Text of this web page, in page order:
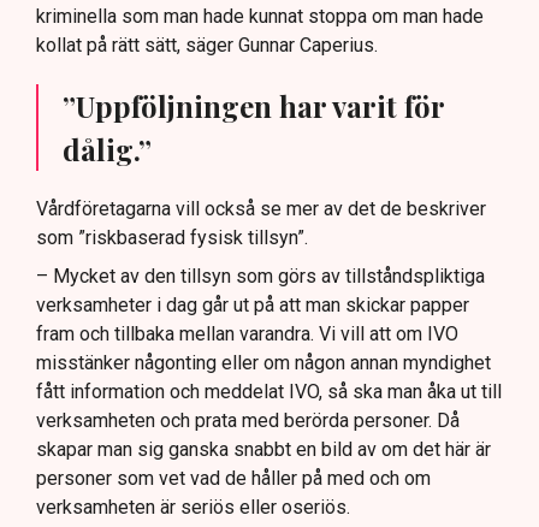
kriminella som man hade kunnat stoppa om man hade
kollat på rätt sätt, säger Gunnar Caperius.
”Uppföljningen har varit för
dålig.”
Vårdföretagarna vill också se mer av det de beskriver
som ”riskbaserad fysisk tillsyn”.
– Mycket av den tillsyn som görs av tillståndspliktiga
verksamheter i dag går ut på att man skickar papper
fram och tillbaka mellan varandra. Vi vill att om IVO
misstänker någonting eller om någon annan myndighet
fått information och meddelat IVO, så ska man åka ut till
verksamheten och prata med berörda personer. Då
skapar man sig ganska snabbt en bild av om det här är
personer som vet vad de håller på med och om
verksamheten är seriös eller oseriös.